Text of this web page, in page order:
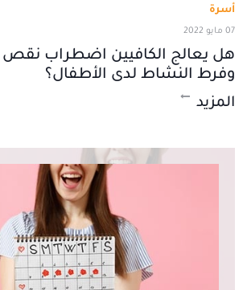
أسرة
07 مايو 2022
هل يعالج الكافيين اضطراب نقص
وفرط النشاط لدى الأطفال؟
المزيد